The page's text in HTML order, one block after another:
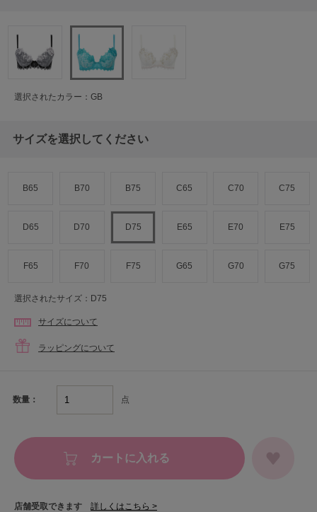
選択されたカラー：GB
サイズを選択してください
B65 B70 B75 C65 C70 C75
D65 D70 D75 E65 E70 E75
F65 F70 F75 G65 G70 G75
選択されたサイズ：D75
サイズについて
ラッピングについて
数量： 点
カートに入れる
店舗受取できます 詳しくはこちら >